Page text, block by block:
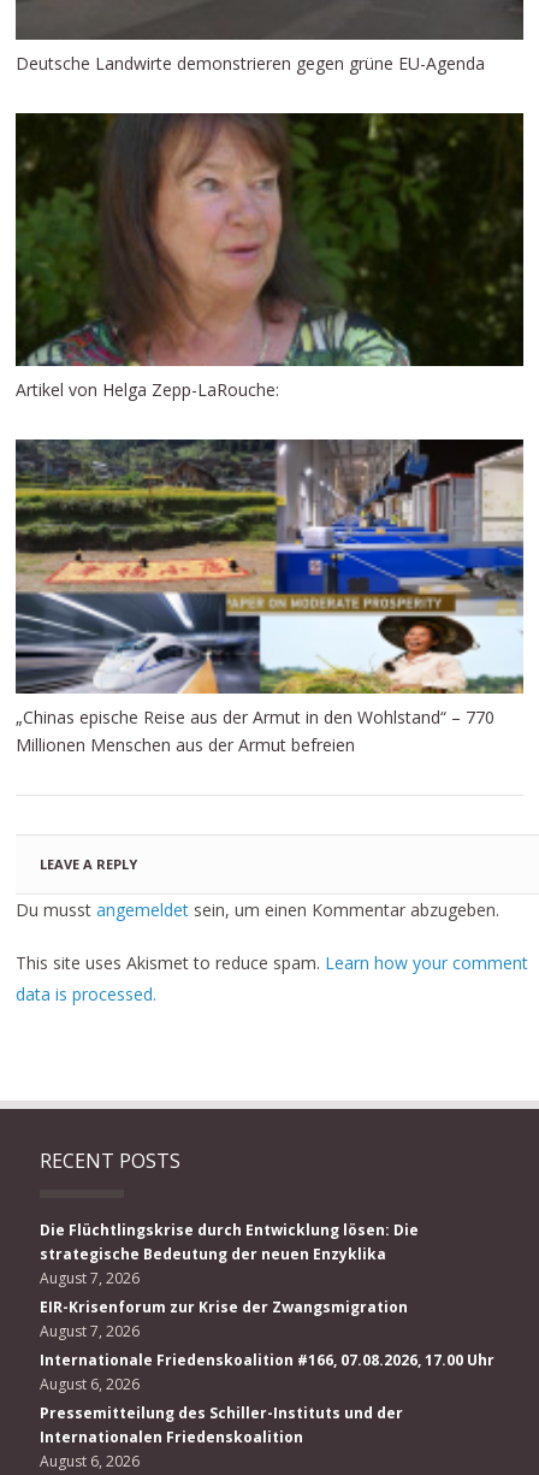
Deutsche Landwirte demonstrieren gegen grüne EU-Agenda
Artikel von Helga Zepp-LaRouche:
„Chinas epische Reise aus der Armut in den Wohlstand“ – 770
Millionen Menschen aus der Armut befreien
LEAVE A REPLY
Du musstangemeldet sein, um einen Kommentar abzugeben.
This site uses Akismet to reduce spam. Learn how your comment
data is processed.
RECENT POSTS
Die Flüchtlingskrise durch Entwicklung lösen: Die
strategische Bedeutung der neuen Enzyklika
August 7, 2026
EIR-Krisenforum zur Krise der Zwangsmigration
August 7, 2026
Internationale Friedenskoalition #166, 07.08.2026, 17.00 Uhr
August 6, 2026
Pressemitteilung des Schiller-Instituts und der
Internationalen Friedenskoalition
August 6, 2026